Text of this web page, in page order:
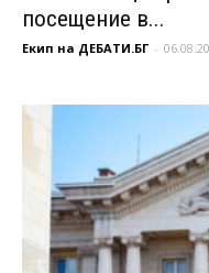
посещение в...
Екип на ДЕБАТИ.БГ -